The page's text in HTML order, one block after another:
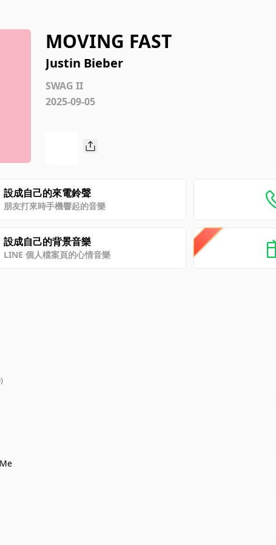
MOVING FAST
Justin Bieber
SWAG II
2025-09-05
設成自己的來電鈴聲
朋友打來時手機響起的音樂
設成自己的背景音樂
LINE 個人檔案頁的心情音樂